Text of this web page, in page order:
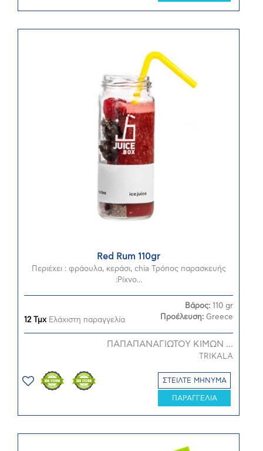
Red Rum 110gr
Περιέχει : φράουλα, κεράσι, chia Τρόπος παρασκευής
:Ρίχνο...
12 ΤμχΕλάχιστη παραγγελία
Βάρος: 110 gr
Προέλευση: Greece
ΠΑΠΑΠΑΝΑΓΙΩΤΟΥ ΚΙΜΩΝ ...
TRIKALA
ΣΤΕΙΛΤΕ ΜΗΝΥΜΑ
ΠΑΡΑΓΓΕΛΙΑ